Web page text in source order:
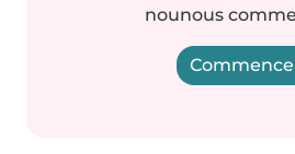
nounous